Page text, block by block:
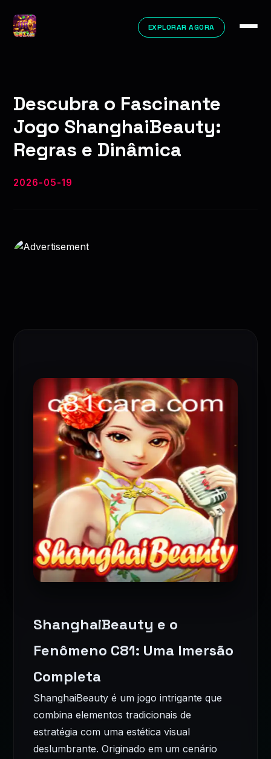
EXPLORAR AGORA
Descubra o Fascinante
Jogo ShanghaiBeauty:
Regras e Dinâmica
2026-05-19
ShanghaiBeauty e o
Fenômeno C81: Uma Imersão
Completa
ShanghaiBeauty é um jogo intrigante que
combina elementos tradicionais de
estratégia com uma estética visual
deslumbrante. Originado em um cenário